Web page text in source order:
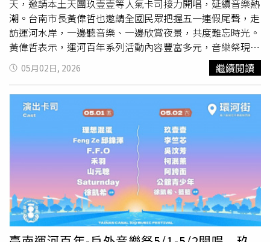
（圖／何樂音樂提供）對於高雄巨蛋演唱會的想像，阿哲率
先喊話：「一次次的站上不一樣的大舞台，當然是希望可以
給大家帶來不同的驚喜。我最希望的是讓大家看完演唱會
後，不只是感覺享受了一場好看的秀，也能夠帶回一些溫度
和力量回到自己的生活中，希望這次我們也能做到！」可沛
期許音樂力量繼續傳遞：「希望我們的演出可以讓很多人開
心、讓很多人得到情緒的出口。」建廷大聲號召：「不管大
家是什麼原因來聽理想
，期待都能在演唱會中盡情地享
受這一切，想哭就哭、想笑就笑。」雞丁不僅僅要把演唱會
做好，更預告要帶來全新作品：「提到高雄巨蛋，就不能不
提到新專輯的準備！由於我們現在已經收歌完成、已如火如
荼地踏入製作期，我們有把握，可以在高雄巨蛋前讓小
聽到我們的第四張全新專輯！如此一來，高雄巨蛋就有很多
新歌可以唱了呢！」至於嘉賓部分，他埋下伏筆：「我們也
自己正在瘋狂許願中，這部分也看宇宙能夠為我們帶來什麼
樣美妙的安排。」
天，邀請本土天團玖壹壹等人氣卡司接力開唱，延續音樂熱
潮。台南市長黃偉哲也邀請全國民眾把握五一連假尾聲，走
訪運河水岸，一邊聽音樂、一邊欣賞夜景，共度難忘時光。
黃偉哲表示，運河百年系列活動內容豐富多元，音樂祭現場
吸引眾多來自外縣市及在地民眾共襄盛舉，展現高度人氣。
而此次演出卡司有不少具有「台南基因」的在地藝人，還有
多組廣受各年齡層喜愛的藝人團體。為期兩天的「台南運河
百年系列－戶外音樂祭」在環河街盛大登場，黃偉哲晚間出
席與現場民眾進行有獎徵答互動。（圖／台南市政府提供）
黃偉哲提到，運河百年系列活動除演唱會外，亦結合光影展
演、光雕藝術、市集及靜態展覽等形式，打造兼具文化、觀
光與娛樂的盛會。誠摯邀請全國民眾把握連假期間，踴躍前
來台南參與運河百年系列活動，感受城市魅力。台南市政府
官員指出，台南運河不僅是水文工程的重要見證，更承載著
城市的文化底蘊與生活風格，在歷經幾任市長的整治，近年
市府在岸邊進行景觀再造與別出心裁的光雕設計，民眾夜間
乘遊船可欣賞兩岸導入的光環境藝術，漫步河畔亦能感受光
05月02日, 2026 繼續閱讀